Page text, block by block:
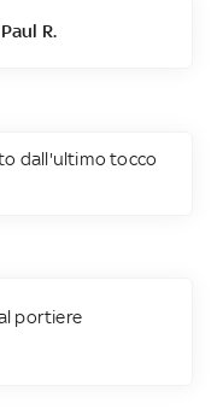
R.
dall'ultimo tocco
portiere